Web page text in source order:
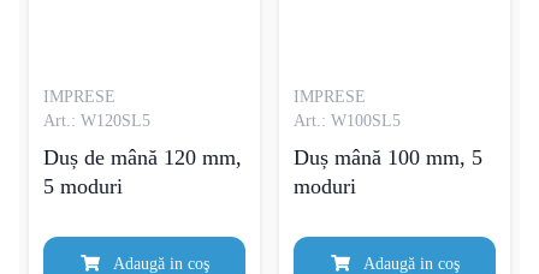
IMPRESE
Art.: W120SL5
Duș de mână 120 mm,
5 moduri
Adaugă in coş
IMPRESE
Art.: W100SL5
Duș mână 100 mm, 5
moduri
Adaugă in coş